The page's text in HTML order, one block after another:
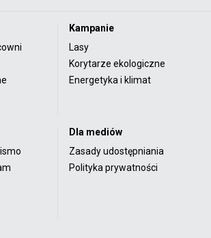
Kampanie
Lasy
Korytarze ekologiczne
Energetyka i klimat
Dla mediów
Zasady udostępniania
Polityka prywatności